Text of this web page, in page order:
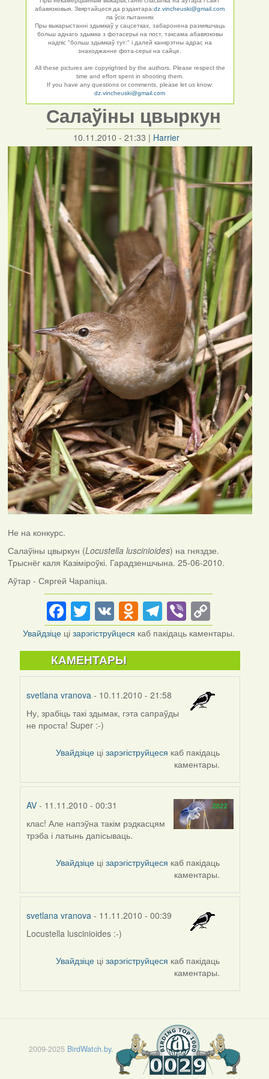
абавязковыя. Звяртайцеся да рэдактара:dz.vincheuski@gmail.com
па ўсіх пытаннях
Пры выкарыстанні здымкаў у сацсетках, забаронена размяшчаць
больш аднаго здымка з фотасерыі на пост, таксама абавязковы
надпіс "больш здымкаў тут:" і далей канкрэтны адрас на
знаходжанне фота-серыі на сайце.
All these pictures are copyrighted by the authors. Please respect the
time and effort spent in shooting them.
If you have any questions or comments, please let us know:
dz.vincheuski@gmail.com
Салаўіны цвыркун
10.11.2010 - 21:33 | Harrier
Не на конкурс.
Салаўіны цвыркун (Locustella luscinioides) на гняздзе.
Трыснёг каля Казіміроўкі. Гарадзеншчына. 25-06-2010.
Аўтар - Сяргей Чарапіца.
Facebook
Twitter
VKOdnoklassniki
Telegram
Viber
Link
Увайдзіце цізарэгіструйцеся каб пакідаць каментары.
КАМЕНТАРЫ
svetlana vranova - 10.11.2010 - 21:58
Ну, зрабіць такі здымак, гэта сапраўды
не проста! Super :-)
Увайдзіце цізарэгіструйцеся каб пакідаць
каментары.
AV - 11.11.2010 - 00:31
клас! Але напэўна такім рэдкасцям
трэба і латынь дапісываць.
Увайдзіце цізарэгіструйцеся каб пакідаць
каментары.
svetlana vranova - 11.11.2010 - 00:39
In
AV
Locustella luscinioides :-)
Увайдзіце цізарэгіструйцеся каб пакідаць
каментары.
2009-2025 BirdWatch.by.